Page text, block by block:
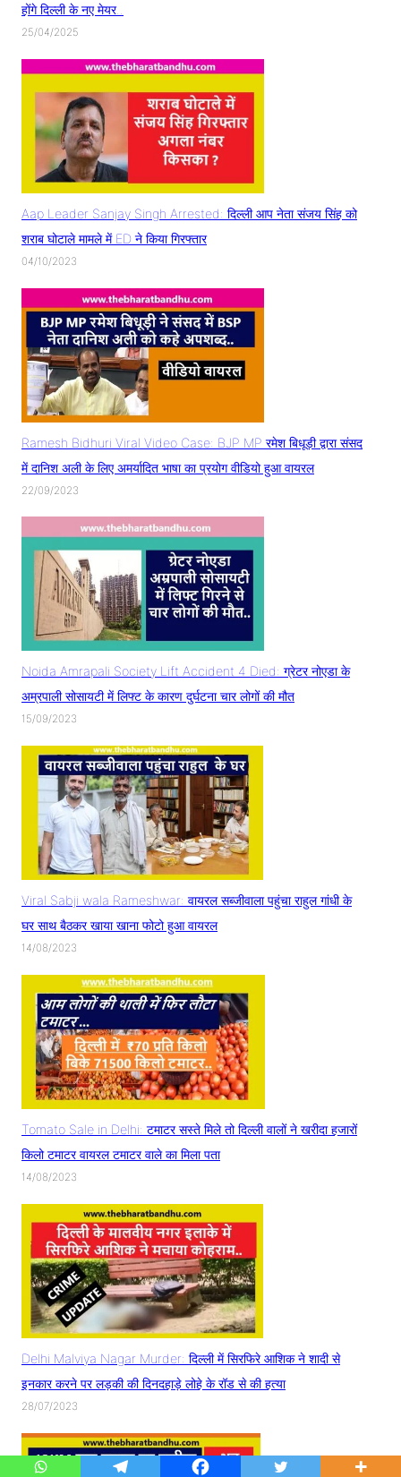
होंगे दिल्ली के नए मेयर..
25/04/2025
Aap Leader Sanjay Singh Arrested: दिल्ली आप नेता संजय सिंह को
शराब घोटाले मामले में ED ने किया गिरफ्तार
04/10/2023
Ramesh Bidhuri Viral Video Case: BJP MP रमेश बिधूड़ी द्वारा संसद
में दानिश अली के लिए अमर्यादित भाषा का प्रयोग वीडियो हुआ वायरल
22/09/2023
Noida Amrapali Society Lift Accident 4 Died: ग्रेटर नोएडा के
अम्रपाली सोसायटी में लिफ्ट के कारण दुर्घटना चार लोगों की मौत
15/09/2023
Viral Sabji wala Rameshwar: वायरल सब्जीवाला पहुंचा राहुल गांधी के
घर साथ बैठकर खाया खाना फोटो हुआ वायरल
14/08/2023
Tomato Sale in Delhi: टमाटर सस्ते मिले तो दिल्ली वालों ने खरीदा हजारों
किलो टमाटर वायरल टमाटर वाले का मिला पता
14/08/2023
Delhi Malviya Nagar Murder: दिल्ली में सिरफिरे आशिक ने शादी से
इनकार करने पर लड़की की दिनदहाड़े लोहे के रॉड से की हत्या
28/07/2023